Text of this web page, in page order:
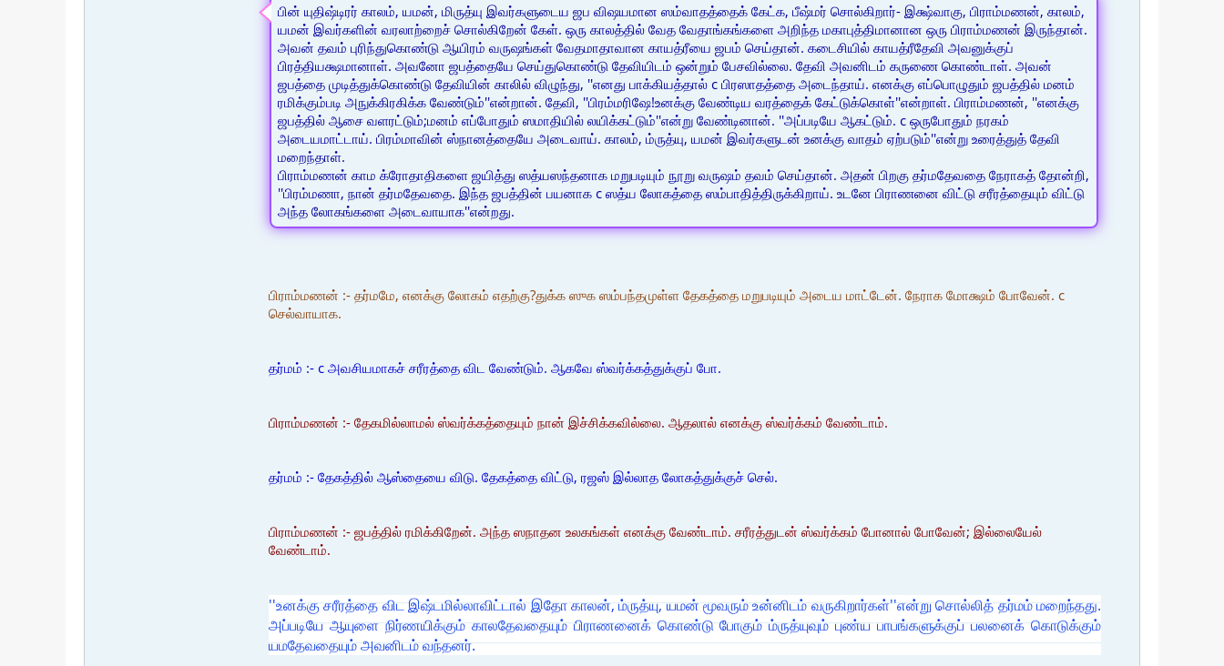
பின் யுதிஷ்டிரர் காலம், யமன், மிருத்யு இவர்களுடைய ஜப விஷயமான ஸம்வாதத்தைக் கேட்க, பீஷ்மர் சொல்கிறார்- இக்ஷ்வாகு, பிராம்மணன், காலம்,
யமன் இவர்களின் வரலாற்றைச் சொல்கிறேன் கேள். ஒரு காலத்தில் வேத வேதாங்கங்களை அறிந்த மகாபுத்திமானான ஒரு பிராம்மணன் இருந்தான்.
அவன் தவம் புரிந்துகொண்டு ஆயிரம் வருஷங்கள் வேதமாதாவான காயத்ரீயை ஜபம் செய்தான். கடைசியில் காயத்ரீதேவி அவனுக்குப்
பிரத்தியக்ஷமானாள். அவனோ ஜபத்தையே செய்துகொண்டு தேவியிடம் ஒன்றும் பேசவில்லை. தேவி அவனிடம் கருணை கொண்டாள். அவன்
ஜபத்தை முடித்துக்கொண்டு தேவியின் காலில் விழுந்து, ''எனது பாக்கியத்தால் c பிரஸாதத்தை அடைந்தாய். எனக்கு எப்பொழுதும் ஜபத்தில் மனம்
ரமிக்கும்படி அநுக்கிரகிக்க வேண்டும்''என்றான். தேவி, ''பிரம்மரிஷே!உனக்கு வேண்டிய வரத்தைக் கேட்டுக்கொள்''என்றாள். பிராம்மணன், ''எனக்கு
ஜபத்தில் ஆசை வளரட்டும்;மனம் எப்போதும் ஸமாதியில் லயிக்கட்டும்''என்று வேண்டினான். ''அப்படியே ஆகட்டும். c ஒருபோதும் நரகம்
அடையமாட்டாய். பிரம்மாவின் ஸ்நானத்தையே அடைவாய். காலம், ம்ருத்யு, யமன் இவர்களுடன் உனக்கு வாதம் ஏற்படும்''என்று உரைத்துத் தேவி
மறைந்தாள்.
பிராம்மணன் காம க்ரோதாதிகளை ஜயித்து ஸத்யஸந்தனாக மறுபடியும் நூறு வருஷம் தவம் செய்தான். அதன் பிறகு தர்மதேவதை நேராகத் தோன்றி,
''பிரம்மணா, நான் தர்மதேவதை. இந்த ஜபத்தின் பயனாக c ஸத்ய லோகத்தை ஸம்பாதித்திருக்கிறாய். உடனே பிராணனை விட்டு சரீரத்தையும் விட்டு
அந்த லோகங்களை அடைவாயாக''என்றது.
பிராம்மணன் :- தர்மமே, எனக்கு லோகம் எதற்கு?துக்க ஸுக ஸம்பந்தமுள்ள தேகத்தை மறுபடியும் அடைய மாட்டேன். நேராக மோக்ஷம் போவேன். c
செல்வாயாக.
தர்மம் :- c அவசியமாகச் சரீரத்தை விட வேண்டும். ஆகவே ஸ்வர்க்கத்துக்குப் போ.
பிராம்மணன் :- தேகமில்லாமல் ஸ்வர்க்கத்தையும் நான் இச்சிக்கவில்லை. ஆதலால் எனக்கு ஸ்வர்க்கம் வேண்டாம்.
தர்மம் :- தேகத்தில் ஆஸ்தையை விடு. தேகத்தை விட்டு, ரஜஸ் இல்லாத லோகத்துக்குச் செல்.
பிராம்மணன் :- ஜபத்தில் ரமிக்கிறேன். அந்த ஸநாதன உலகங்கள் எனக்கு வேண்டாம். சரீரத்துடன் ஸ்வர்க்கம் போனால் போவேன்; இல்லையேல்
வேண்டாம்.
''உனக்கு சரீரத்தை விட இஷ்டமில்லாவிட்டால் இதோ காலன், ம்ருத்யு, யமன் மூவரும் உன்னிடம் வருகிறார்கள்''என்று சொல்லித் தர்மம் மறைந்தது.
அப்படியே ஆயுளை நிர்ணயிக்கும் காலதேவதையும் பிராணனைக் கொண்டு போகும் ம்ருத்யுவும் புண்ய பாபங்களுக்குப் பலனைக் கொடுக்கும்
யமதேவதையும் அவனிடம் வந்தனர்.